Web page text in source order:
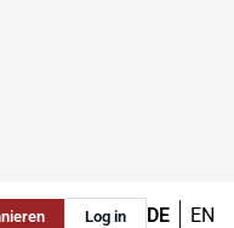
Log in DE EN